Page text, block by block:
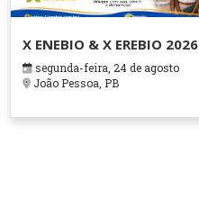
X ENEBIO & X EREBIO 2026
segunda-feira, 24 de agosto
João Pessoa, PB